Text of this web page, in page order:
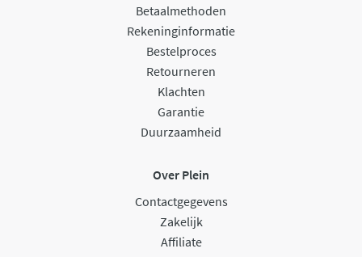
Betaalmethoden
Rekeninginformatie
Bestelproces
Retourneren
Klachten
Garantie
Duurzaamheid
Over Plein
Contactgegevens
Zakelijk
Affiliate